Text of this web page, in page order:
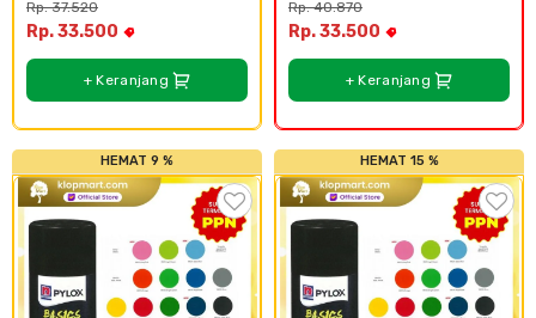
Rp. 37.520
Rp. 33.500
+ Keranjang
Rp. 40.870
Rp. 33.500
+ Keranjang
HEMAT 9 % HEMAT 15 %